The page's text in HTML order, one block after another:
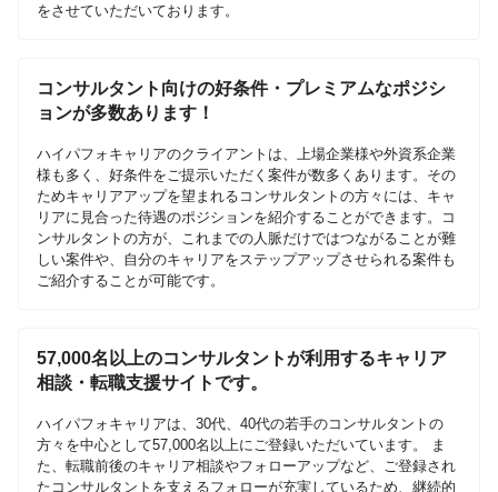
をさせていただいております。
コンサルタント向けの好条件・プレミアムなポジシ
ョンが多数あります！
ハイパフォキャリアのクライアントは、上場企業様や外資系企業
様も多く、好条件をご提示いただく案件が数多くあります。その
ためキャリアアップを望まれるコンサルタントの方々には、キャ
リアに見合った待遇のポジションを紹介することができます。コ
ンサルタントの方が、これまでの人脈だけではつながることが難
しい案件や、自分のキャリアをステップアップさせられる案件も
ご紹介することが可能です。
57,000名以上のコンサルタントが利用するキャリア
相談・転職支援サイトです。
ハイパフォキャリアは、30代、40代の若手のコンサルタントの
方々を中心として57,000名以上にご登録いただいています。 ま
た、転職前後のキャリア相談やフォローアップなど、ご登録され
たコンサルタントを支えるフォローが充実しているため、継続的